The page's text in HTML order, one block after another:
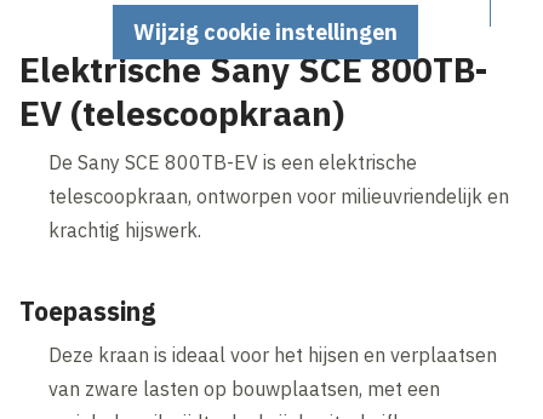
Wijzig cookie instellingen
Elektrische Sany SCE 800TB-
EV (telescoopkraan)
De Sany SCE 800TB-EV is een elektrische
telescoopkraan, ontworpen voor milieuvriendelijk en
krachtig hijswerk.
Toepassing
Deze kraan is ideaal voor het hijsen en verplaatsen
van zware lasten op bouwplaatsen, met een